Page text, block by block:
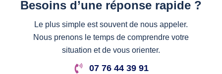
Besoins d’une réponse rapide ?
Le plus simple est souvent de nous appeler.
Nous prenons le temps de comprendre votre
situation et de vous orienter.
07 76 44 39 91